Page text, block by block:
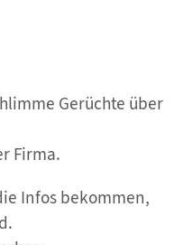
Gerüchte über
Firma.
Infos bekommen,